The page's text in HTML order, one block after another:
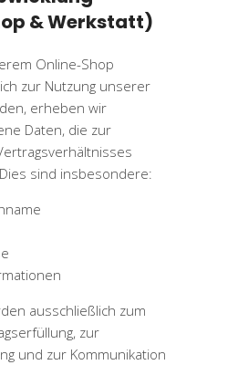
& Werkstatt)
Online-Shop
zur Nutzung unserer
erheben wir
Daten, die zur
sind insbesondere:
ausschließlich zum
zur
und zur Kommunikation